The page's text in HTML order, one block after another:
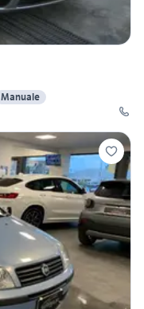
Manuale